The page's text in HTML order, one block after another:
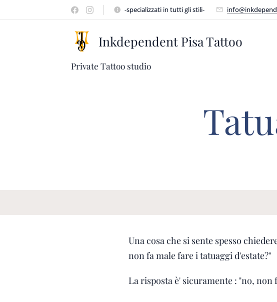
-specializzati in tutti gli stili-
Inkdependent Pisa Tattoo
Private Tattoo studio
Una cosa che si sente spesso
non fa male fare i tatuaggi d'estate?"
La risposta è' sicuramente : "no, non